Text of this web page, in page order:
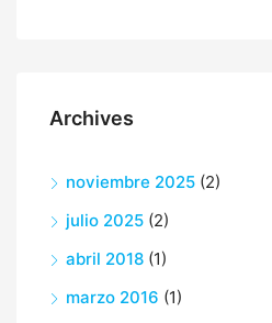
Archives
noviembre 2025 (2)
julio 2025 (2)
abril 2018 (1)
marzo 2016 (1)